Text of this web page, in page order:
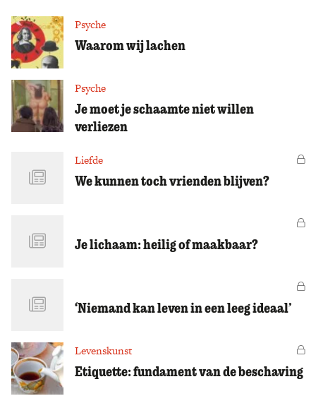
Psyche
Waarom wij lachen
Psyche
Je moet je schaamte niet willen
verliezen
Liefde
We kunnen toch vrienden blijven?
Je lichaam: heilig of maakbaar?
‘Niemand kan leven in een leeg ideaal’
Levenskunst
Etiquette: fundament van de beschaving